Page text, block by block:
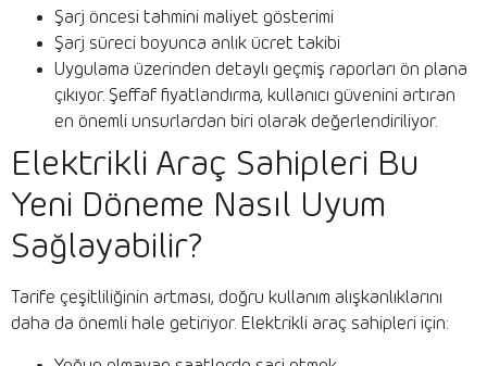
Şarj öncesi tahmini maliyet gösterimi
Şarj süreci boyunca anlık ücret takibi
Uygulama üzerinden detaylı geçmiş raporları ön plana
çıkıyor. Şeffaf fiyatlandırma, kullanıcı güvenini artıran
en önemli unsurlardan biri olarak değerlendiriliyor.
Elektrikli Araç Sahipleri Bu
Yeni Döneme Nasıl Uyum
Sağlayabilir?
Tarife çeşitliliğinin artması, doğru kullanım alışkanlıklarını
daha da önemli hale getiriyor. Elektrikli araç sahipleri için: